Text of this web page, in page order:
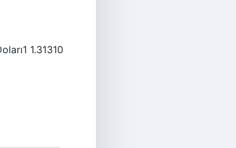
1.31310